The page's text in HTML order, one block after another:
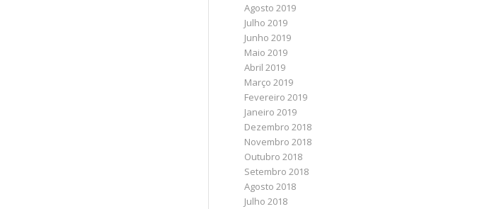
Agosto 2019
Julho 2019
Junho 2019
Maio 2019
Abril 2019
Março 2019
Fevereiro 2019
Janeiro 2019
Dezembro 2018
Novembro 2018
Outubro 2018
Setembro 2018
Agosto 2018
Julho 2018